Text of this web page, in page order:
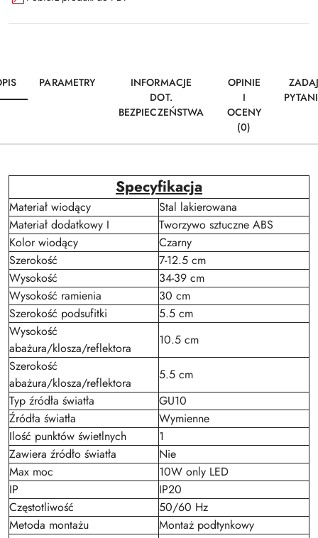
PARAMETRY
INFORMACJE
DOT.
BEZPIECZEŃSTWA
OPINIE
I
OCENY
(0)
Specyfikacja
Materiał wiodący
Stal lakierowana
Materiał dodatkowy I
Tworzywo sztuczne ABS
Kolor wiodący
Czarny
Szerokość
7-12.5 cm
Wysokość
34-39 cm
Wysokość ramienia
30 cm
Szerokość podsufitki
5.5 cm
Wysokość
abażura/klosza/reflektora
10.5 cm
Szerokość
abażura/klosza/reflektora
5.5 cm
Typ źródła światła
GU10
Źródła światła
Wymienne
Ilość punktów świetlnych
1
Zawiera źródło światła
Nie
Max moc
10W only LED
IP
IP20
Częstotliwość
50/60 Hz
Metoda montażu
Montaż podtynkowy